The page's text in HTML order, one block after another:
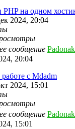
PHP на одном
2024, 20:04
сообщение Padonak
20:04
с Mdadm
2024, 15:01
сообщение Padonak
15:01